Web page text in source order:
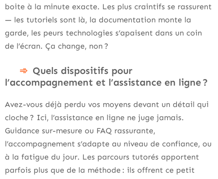
boite à la minute exacte. Les plus craintifs se rassurent
— les tutoriels sont là, la documentation monte la
garde, les peurs technologies s’apaisent dans un coin
de l’écran. Ça change, non ?
Quels dispositifs pour
l’accompagnement et l’assistance en ligne ?
Avez-vous déjà perdu vos moyens devant un détail qui
cloche ? Ici, l’assistance en ligne ne juge jamais.
Guidance sur-mesure ou FAQ rassurante,
l’accompagnement s’adapte au niveau de confiance, ou
à la fatigue du jour. Les parcours tutorés apportent
parfois plus que de la méthode : ils offrent ce petit